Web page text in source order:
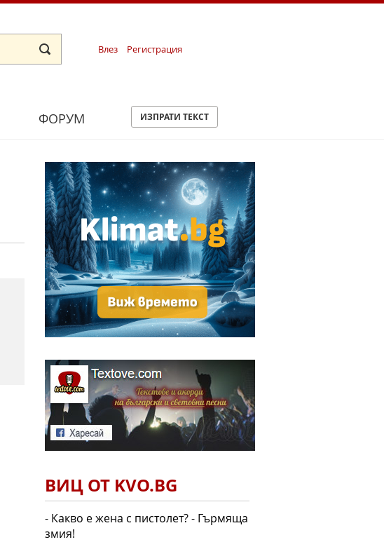
Влез Регистрация
ФОРУМ ИЗПРАТИ ТЕКСТ
ВИЦ ОТ KVO.BG
- Какво е жена с пистолет? - Гърмяща
змия!